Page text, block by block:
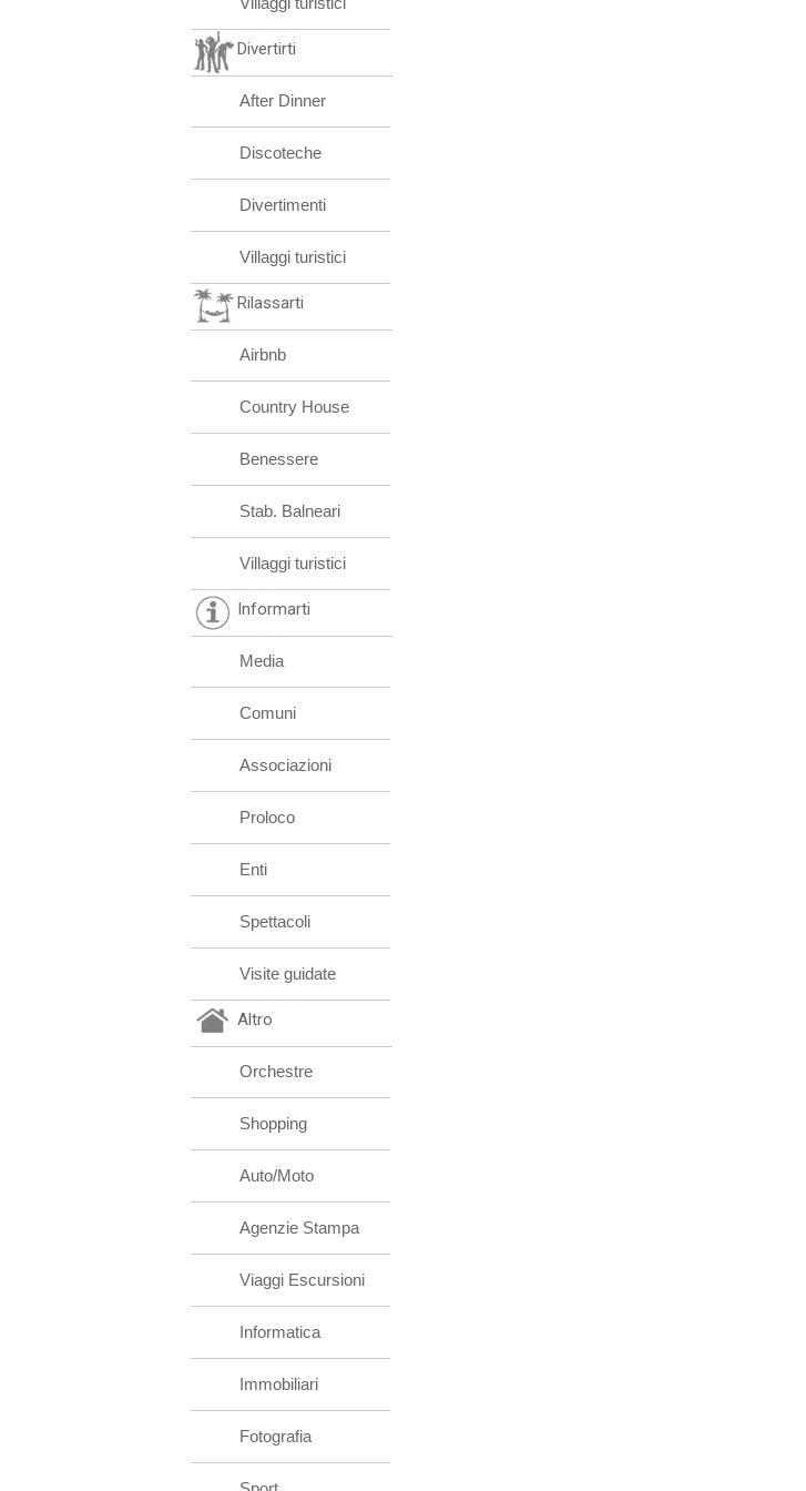
Divertirti
After Dinner
Discoteche
Divertimenti
Villaggi turistici
Rilassarti
Airbnb
Country House
Benessere
Stab. Balneari
Villaggi turistici
Informarti
Media
Comuni
Associazioni
Proloco
Enti
Spettacoli
Visite guidate
Altro
Orchestre
Shopping
Auto/Moto
Agenzie Stampa
Viaggi Escursioni
Informatica
Immobiliari
Fotografia